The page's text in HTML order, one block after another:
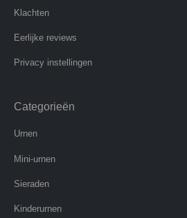
Klachten
Eerlijke reviews
Privacy instellingen
Categorieën
Urnen
Mini-urnen
Sieraden
Kinderurnen